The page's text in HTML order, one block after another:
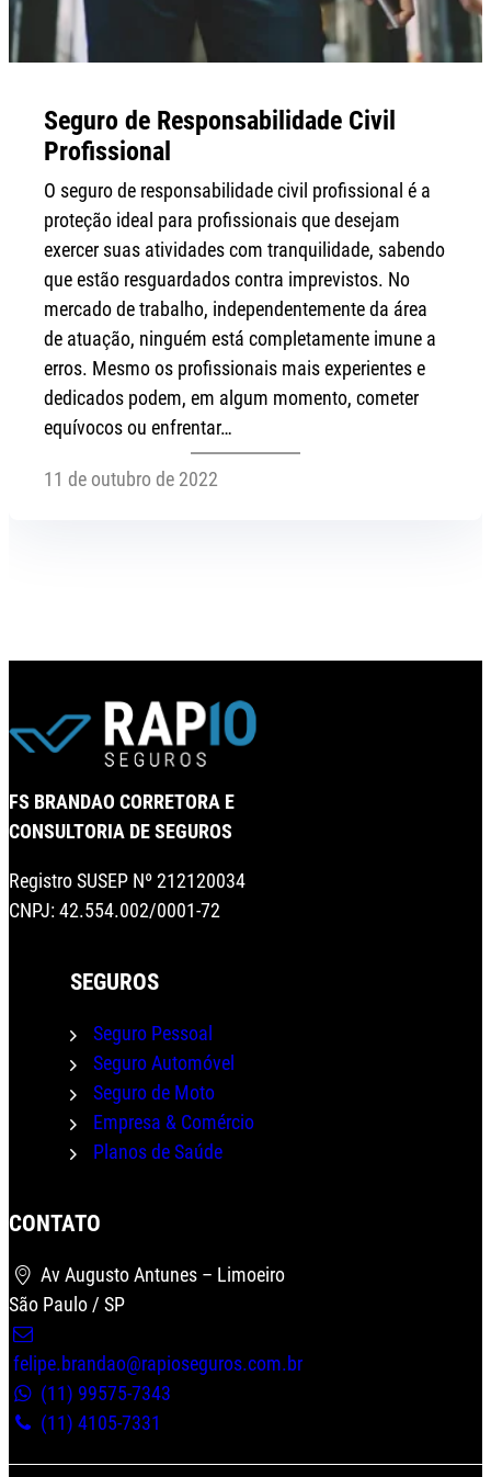
Seguro de Responsabilidade Civil
Profissional
O seguro de responsabilidade civil profissional é a
proteção ideal para profissionais que desejam
exercer suas atividades com tranquilidade, sabendo
que estão resguardados contra imprevistos. No
mercado de trabalho, independentemente da área
de atuação, ninguém está completamente imune a
erros. Mesmo os profissionais mais experientes e
dedicados podem, em algum momento, cometer
equívocos ou enfrentar…
11 de outubro de 2022
FS BRANDAO CORRETORA E
CONSULTORIA DE SEGUROS
Registro SUSEP Nº 212120034
CNPJ: 42.554.002/0001-72
SEGUROS
Seguro Pessoal
Seguro Automóvel
Seguro de Moto
Empresa & Comércio
Planos de Saúde
CONTATO
Av Augusto Antunes – Limoeiro
São Paulo / SP
felipe.brandao@rapioseguros.com.br
(11) 99575-7343
(11) 4105-7331